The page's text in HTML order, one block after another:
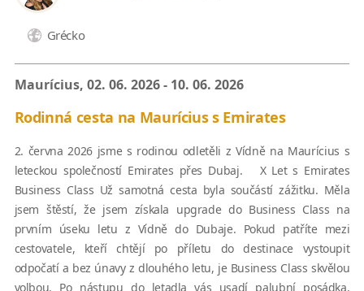
Grécko
Maurícius, 02. 06. 2026 - 10. 06. 2026
Rodinná cesta na Maurícius s Emirates
2. června 2026 jsme s rodinou odletěli z Vídně na Maurícius s
leteckou společností Emirates přes Dubaj. X Let s Emirates
Business Class Už samotná cesta byla součástí zážitku. Měla
jsem štěstí, že jsem získala upgrade do Business Class na
prvním úseku letu z Vídně do Dubaje. Pokud patříte mezi
cestovatele, kteří chtějí po příletu do destinace vystoupit
odpočatí a bez únavy z dlouhého letu, je Business Class skvělou
volbou. Po nástupu do letadla vás usadí palubní posádka,